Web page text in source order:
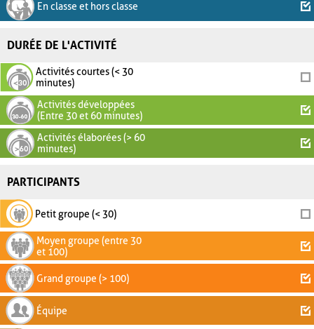
En classe et hors classe
DURÉE DE L'ACTIVITÉ
Activités courtes (< 30
minutes)
Activités développées
(Entre 30 et 60 minutes)
Activités élaborées (> 60
minutes)
PARTICIPANTS
Petit groupe (< 30)
Moyen groupe (entre 30
et 100)
Grand groupe (> 100)
Équipe